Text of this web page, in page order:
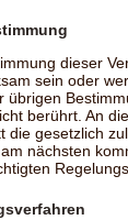
dieser
sein oder
übrigen
berührt. An
die gesetzlich
nächsten